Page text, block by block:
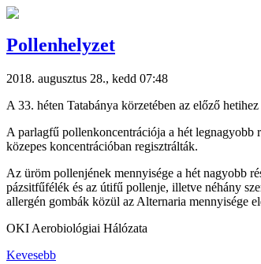
Pollenhelyzet
2018. augusztus 28., kedd 07:48
A 33. héten Tatabánya körzetében az előző
A parlagfű pollenkoncentrációja a hét legnagyobb
közepes koncentrációban regisztrálták.
Az üröm pollenjének mennyisége a hét nagyobb
pázsitfűfélék és az útifű pollenje, illetve néhány
allergén gombák közül az Alternaria mennyisége
OKI Aerobiológiai Hálózata
Kevesebb